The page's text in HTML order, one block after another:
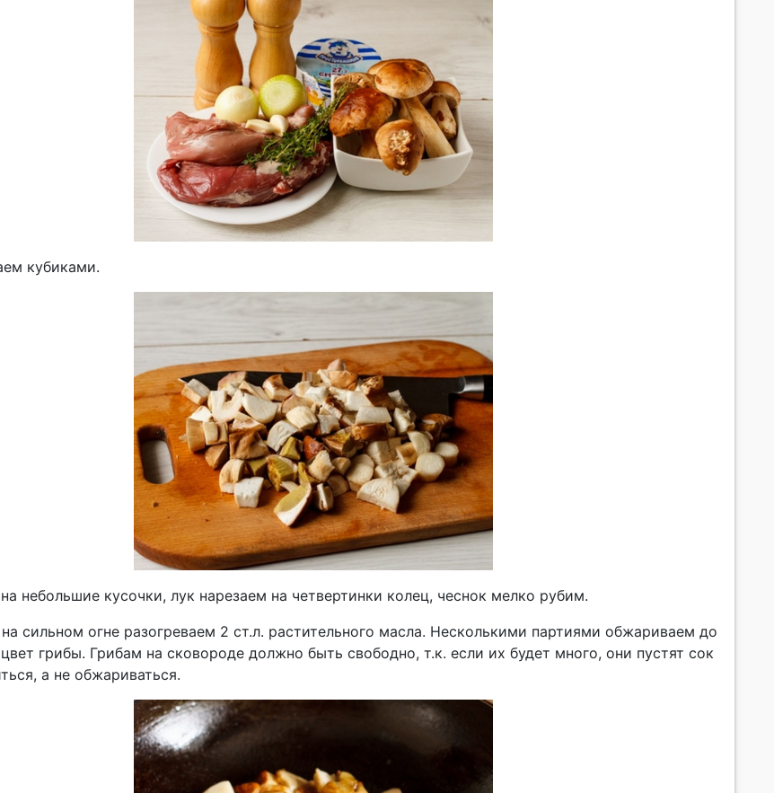
кубиками.
небольшие кусочки, лук нарезаем на четвертинки колец, чеснок мелко рубим.
сильном огне разогреваем 2 ст.л. растительного масла. Несколькими партиями обжариваем до
грибы. Грибам на сковороде должно быть свободно, т.к. если их будет много, они пустят сок
а не обжариваться.